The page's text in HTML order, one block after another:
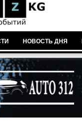
НОВОСТЬ ДНЯ